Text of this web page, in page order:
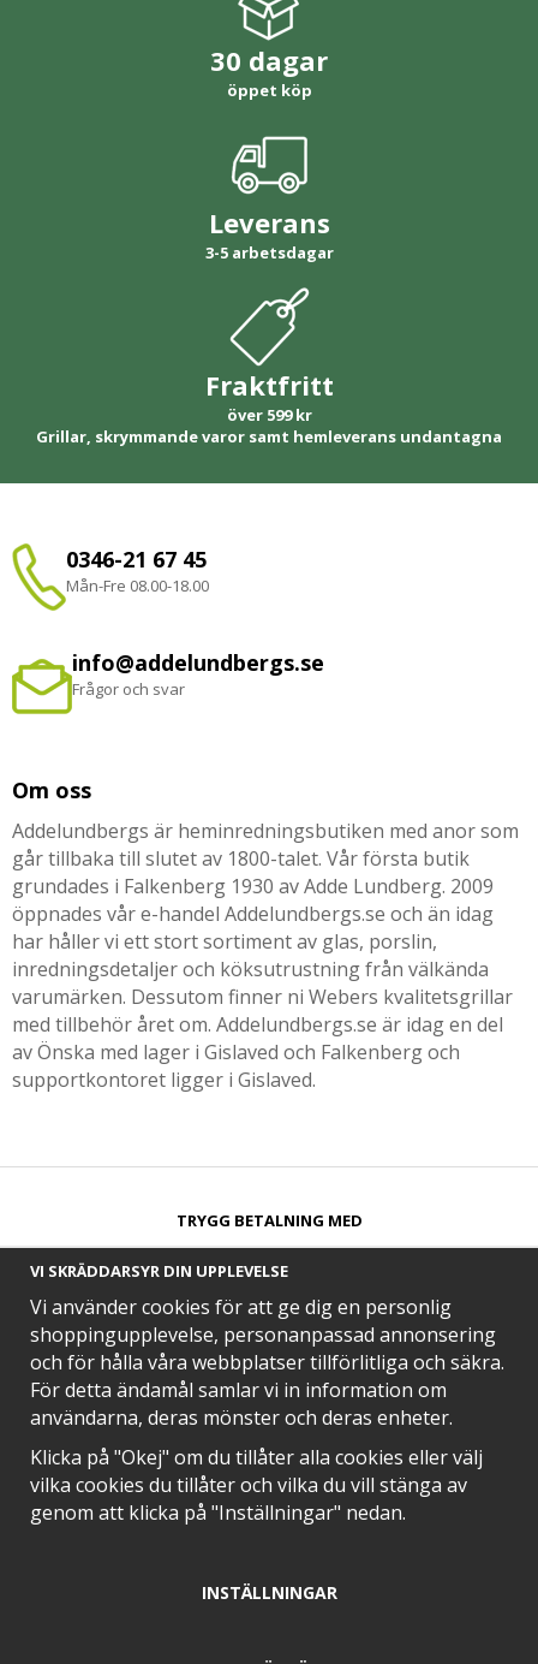
30 dagar
öppet köp
Leverans
3-5 arbetsdagar
Fraktfritt
över 599 kr
Grillar, skrymmande varor samt hemleverans undantagna
0346-21 67 45
Mån-Fre 08.00-18.00
info@addelundbergs.se
Frågor och svar
Om oss
Addelundbergs är heminredningsbutiken med anor som
går tillbaka till slutet av 1800-talet. Vår första butik
grundades i Falkenberg 1930 av Adde Lundberg. 2009
öppnades vår e-handel Addelundbergs.se och än idag
har håller vi ett stort sortiment av glas, porslin,
inredningsdetaljer och köksutrustning från välkända
varumärken. Dessutom finner ni Webers kvalitetsgrillar
med tillbehör året om. Addelundbergs.se är idag en del
av Önska med lager i Gislaved och Falkenberg och
supportkontoret ligger i Gislaved.
TRYGG BETALNING MED​
SNABB LEVERANS MED
EN DEL AV
VI SKRÄDDARSYR DIN UPPLEVELSE
Vi använder cookies för att ge dig en personlig
shoppingupplevelse, personanpassad annonsering
och för hålla våra webbplatser tillförlitliga och säkra.
För detta ändamål samlar vi in information om
användarna, deras mönster och deras enheter.
Klicka på "Okej" om du tillåter alla cookies eller välj
vilka cookies du tillåter och vilka du vill stänga av
genom att klicka på "Inställningar" nedan.
INSTÄLLNINGAR